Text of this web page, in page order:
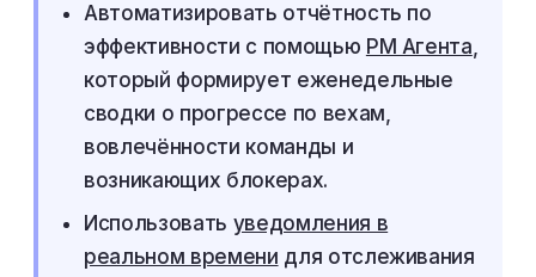
Автоматизировать отчётность по
эффективности с помощью PM Агента,
который формирует еженедельные
сводки о прогрессе по вехам,
вовлечённости команды и
возникающих блокерах.
Использовать уведомления в
реальном времени для отслеживания